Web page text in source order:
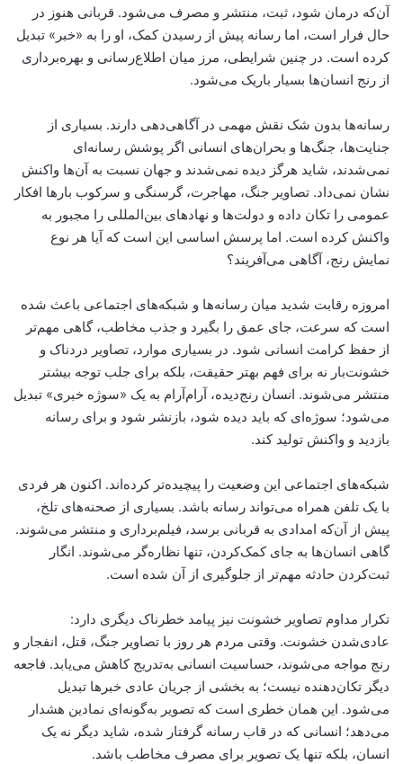
آن‌که درمان شود، ثبت، منتشر و مصرف می‌شود. قربانی هنوز در
حال فرار است، اما رسانه پیش از رسیدن کمک، او را به «خبر» تبدیل
کرده است. در چنین شرایطی، مرز میان اطلاع‌رسانی و بهره‌برداری
از رنج انسان‌ها بسیار باریک می‌شود.
رسانه‌ها بدون شک نقش مهمی در آگاهی‌دهی دارند. بسیاری از
جنایت‌ها، جنگ‌ها و بحران‌های انسانی اگر پوشش رسانه‌ای
نمی‌شدند، شاید هرگز دیده نمی‌شدند و جهان نسبت به آن‌ها واکنش
نشان نمی‌داد. تصاویر جنگ، مهاجرت، گرسنگی و سرکوب بارها افکار
عمومی را تکان داده و دولت‌ها و نهادهای بین‌المللی را مجبور به
واکنش کرده است. اما پرسش اساسی این است که آیا هر نوع
نمایش رنج، آگاهی می‌آفریند؟
امروزه رقابت شدید میان رسانه‌ها و شبکه‌های اجتماعی باعث شده
است که سرعت، جای عمق را بگیرد و جذب مخاطب، گاهی مهم‌تر
از حفظ کرامت انسانی شود. در بسیاری موارد، تصاویر دردناک و
خشونت‌بار نه برای فهم بهتر حقیقت، بلکه برای جلب توجه بیشتر
منتشر می‌شوند. انسان رنج‌دیده، آرام‌آرام به یک «سوژه خبری» تبدیل
می‌شود؛ سوژه‌ای که باید دیده شود، بازنشر شود و برای رسانه
بازدید و واکنش تولید کند.
شبکه‌های اجتماعی این وضعیت را پیچیده‌تر کرده‌اند. اکنون هر فردی
با یک تلفن همراه می‌تواند رسانه باشد. بسیاری از صحنه‌های تلخ،
پیش از آن‌که امدادی به قربانی برسد، فیلم‌برداری و منتشر می‌شوند.
گاهی انسان‌ها به جای کمک‌کردن، تنها نظاره‌گر می‌شوند. انگار
ثبت‌کردن حادثه مهم‌تر از جلوگیری از آن شده است.
تکرار مداوم تصاویر خشونت نیز پیامد خطرناک دیگری دارد:
عادی‌شدن خشونت. وقتی مردم هر روز با تصاویر جنگ، قتل، انفجار و
رنج مواجه می‌شوند، حساسیت انسانی به‌تدریج کاهش می‌یابد. فاجعه
دیگر تکان‌دهنده نیست؛ به بخشی از جریان عادی خبرها تبدیل
می‌شود. این همان خطری است که تصویر به‌گونه‌ای نمادین هشدار
می‌دهد؛ انسانی که در قاب رسانه گرفتار شده، شاید دیگر نه یک
انسان، بلکه تنها یک تصویر برای مصرف مخاطب باشد.